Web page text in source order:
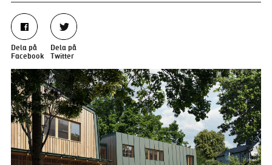
Dela på
Facebook
Dela på
Twitter